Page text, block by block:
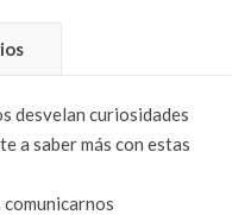
desvelan curiosidades
a saber más con estas